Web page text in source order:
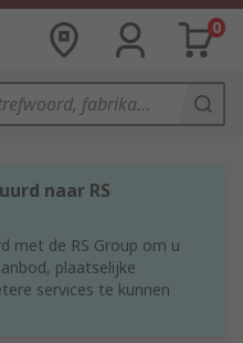
0
naar RS
met de RS Group om u
plaatselijke
services te kunnen